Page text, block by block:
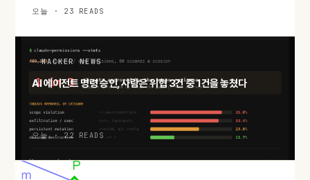
오늘 · 23 READS
HACKER NEWS
AI 에이전트 명령 승인, 사람은 위협 3건 중 1건을 놓쳤다
오늘 · 22 READS